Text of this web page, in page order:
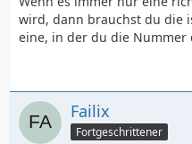
wird, dann brauchst du die
eine, in der du die
Failix
Fortgeschrittener